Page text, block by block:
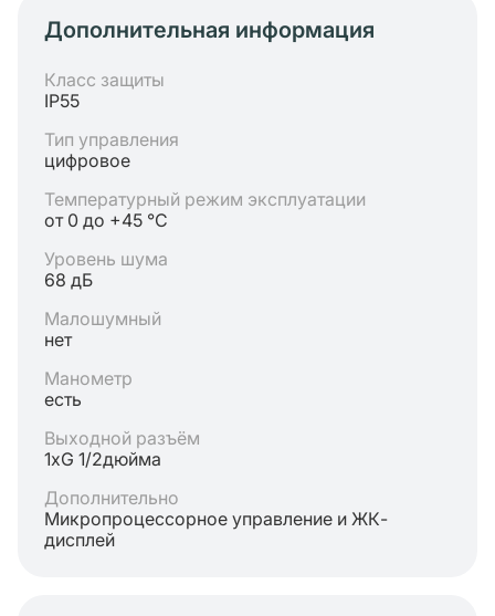
Дополнительная информация
Класс защиты
IP55
Тип управления
цифровое
Температурный режим эксплуатации
от 0 до +45 °C
Уровень шума
68 дБ
Малошумный
нет
Манометр
есть
Выходной разъём
1хG 1/2дюйма
Дополнительно
Микропроцессорное управление и ЖК-
дисплей